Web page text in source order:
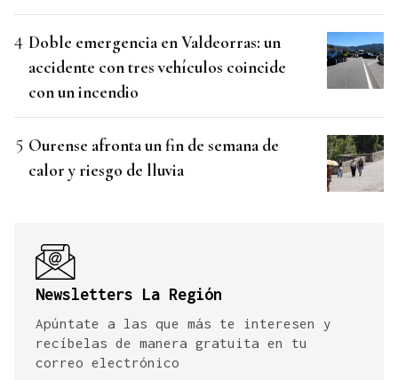
Doble emergencia en Valdeorras: un
accidente con tres vehículos coincide
con un incendio
Ourense afronta un fin de semana de
calor y riesgo de lluvia
Newsletters La Región
Apúntate a las que más te interesen y
recíbelas de manera gratuita en tu
correo electrónico